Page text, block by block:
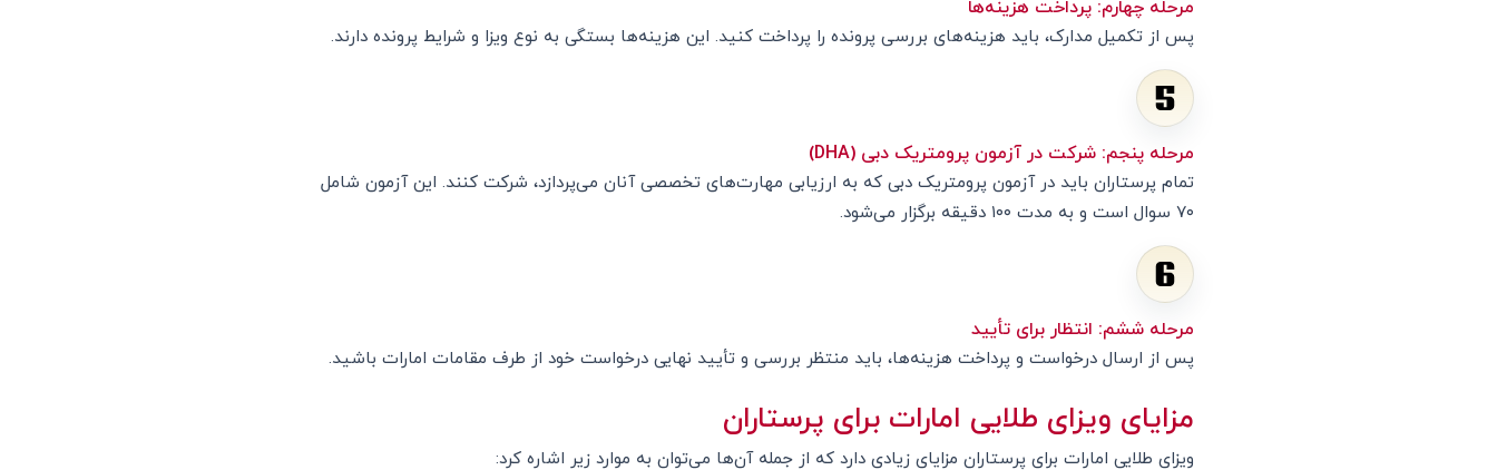
مرحله چهارم: پرداخت هزینه‌ها
پس از تکمیل مدارک، باید هزینه‌های بررسی پرونده را پرداخت کنید. این هزینه‌ها بستگی به نوع ویزا و شرایط پرونده دارند.
مرحله پنجم: شرکت در آزمون پرومتریک دبی (DHA)
تمام پرستاران باید در آزمون پرومتریک دبی که به ارزیابی مهارت‌های تخصصی آنان می‌پردازد، شرکت کنند. این آزمون شامل
۷۰ سوال است و به مدت ۱۰۰ دقیقه برگزار می‌شود.
مرحله ششم: انتظار برای تأیید
پس از ارسال درخواست و پرداخت هزینه‌ها، باید منتظر بررسی و تأیید نهایی درخواست خود از طرف مقامات امارات باشید.
مزایای ویزای طلایی امارات برای پرستاران
ویزای طلایی امارات برای پرستاران مزایای زیادی دارد که از جمله آن‌ها می‌توان به موارد زیر اشاره کرد: